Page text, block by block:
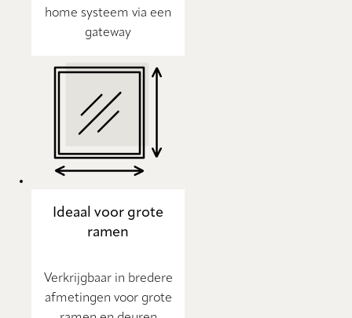
home systeem via een
gateway
Ideaal voor grote
ramen
Verkrijgbaar in bredere
afmetingen voor grote